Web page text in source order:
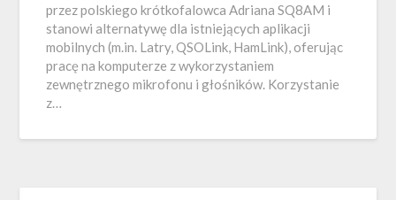
przez polskiego krótkofalowca Adriana SQ8AM i
stanowi alternatywę dla istniejących aplikacji
mobilnych (m.in. Latry, QSOLink, HamLink), oferując
pracę na komputerze z wykorzystaniem
zewnętrznego mikrofonu i głośników. Korzystanie
z…